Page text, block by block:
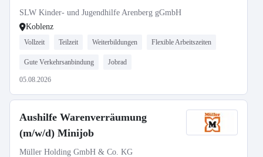
SLW Kinder- und Jugendhilfe Arenberg gGmbH
Koblenz
Vollzeit Teilzeit Weiterbildungen Flexible Arbeitszeiten
Gute Verkehrsanbindung Jobrad
05.08.2026
Aushilfe Warenverräumung
(m/w/d) Minijob
Müller Holding GmbH & Co. KG